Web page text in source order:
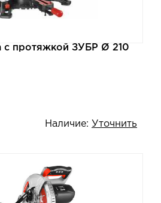
с протяжкой ЗУБР Ø 210
Наличие: Уточнить